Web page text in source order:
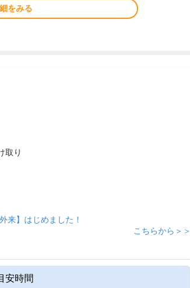
をみる
取り
来】はじめました！
こちらから＞＞
安時間